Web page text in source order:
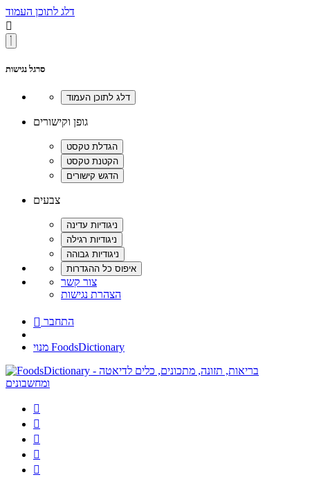
דלג לתוכן העמוד

סרגל נגישות
גופן וקישורים
צבעים
צור קשר
הצהרת נגישות
 התחבר
מנוי FoodsDictionary




